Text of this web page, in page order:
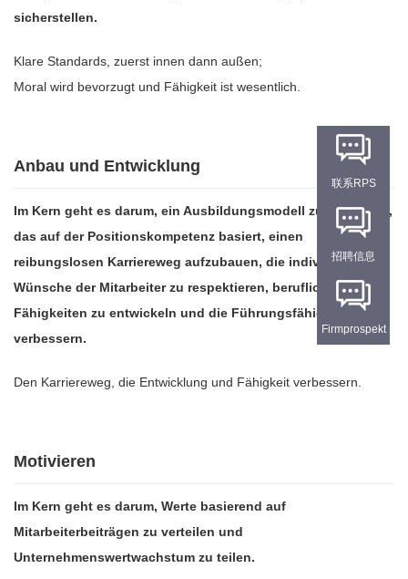
sicherstellen.
Klare Standards, zuerst innen dann außen;
Moral wird bevorzugt und Fähigkeit ist wesentlich.
Anbau und Entwicklung
Im Kern geht es darum, ein Ausbildungsmodell zu etablieren,
das auf der Positionskompetenz basiert, einen
reibungslosen Karriereweg aufzubauen, die individuellen
Wünsche der Mitarbeiter zu respektieren, berufliche
Fähigkeiten zu entwickeln und die Führungsfähigkeit zu
verbessern.
Den Karriereweg, die Entwicklung und Fähigkeit verbessern.
Motivieren
Im Kern geht es darum, Werte basierend auf
Mitarbeiterbeiträgen zu verteilen und
Unternehmenswertwachstum zu teilen.
联系RPS
招聘信息
Firmprospekt